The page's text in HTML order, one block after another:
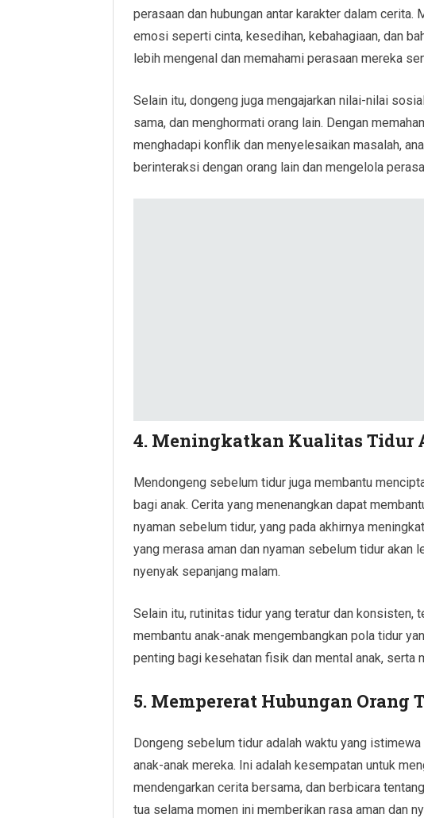
perasaan dan hubungan antar karakter dalam cerita.
emosi seperti cinta, kesedihan, kebahagiaan, dan
lebih mengenal dan memahami perasaan mereka
Selain itu, dongeng juga mengajarkan nilai-nilai
sama, dan menghormati orang lain. Dengan
menghadapi konflik dan menyelesaikan masalah,
berinteraksi dengan orang lain dan mengelola
4. Meningkatkan Kualitas Tidur
Mendongeng sebelum tidur juga membantu
bagi anak. Cerita yang menenangkan dapat
nyaman sebelum tidur, yang pada akhirnya
yang merasa aman dan nyaman sebelum tidur akan
nyenyak sepanjang malam.
Selain itu, rutinitas tidur yang teratur dan konsisten,
membantu anak-anak mengembangkan pola tidur
penting bagi kesehatan fisik dan mental anak, serta
5. Mempererat Hubungan Orang
Dongeng sebelum tidur adalah waktu yang
anak-anak mereka. Ini adalah kesempatan untuk
mendengarkan cerita bersama, dan berbicara
tua selama momen ini memberikan rasa aman dan